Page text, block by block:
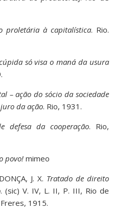
proletária à capitalística. Rio.
só visa o maná da usura
– ação do sócio da sociedade
da ação. Rio, 1931.
defesa da cooperação. Rio,
povo!mimeo
J. X. Tratado de direito
. (sic) V. IV, L. II, P. III, Rio de
1915.